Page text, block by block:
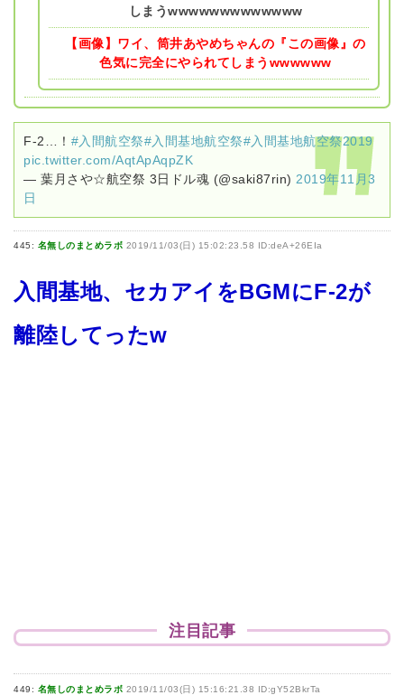
しまうwwwwwwwwwwwww
【画像】ワイ、筒井あやめちゃんの『この画像』の
色気に完全にやられてしまうwwwwww
F-2…！ #入間航空祭#入間基地航空祭#入間基地航空祭2019
pic.twitter.com/AqtApAqpZK
— 葉月さや☆航空祭 3日ドル魂 (@saki87rin) 2019年11月3
日
445: 名無しのまとめラボ 2019/11/03(日) 15:02:23.58 ID:deA+26EIa
入間基地、セカアイをBGMにF-2が
離陸してったw
注目記事
449: 名無しのまとめラボ 2019/11/03(日) 15:16:21.38 ID:gY52BkrTa